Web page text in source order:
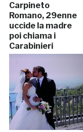
Carpineto
Romano, 29enne
uccide la madre
poi chiama i
Carabinieri